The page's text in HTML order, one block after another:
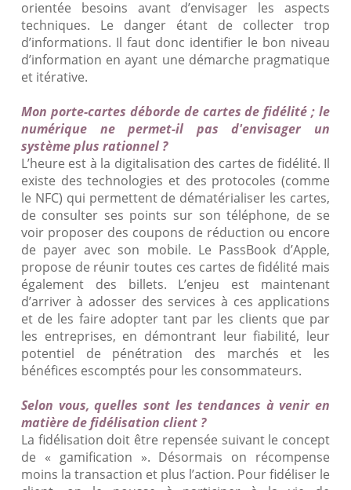
orientée besoins avant d’envisager les aspects
techniques. Le danger étant de collecter trop
d’informations. Il faut donc identifier le bon niveau
d’information en ayant une démarche pragmatique
et itérative.
Mon porte-cartes déborde de cartes de fidélité ; le
numérique ne permet-il pas d'envisager un
système plus rationnel ?
L’heure est à la digitalisation des cartes de fidélité. Il
existe des technologies et des protocoles (comme
le NFC) qui permettent de dématérialiser les cartes,
de consulter ses points sur son téléphone, de se
voir proposer des coupons de réduction ou encore
de payer avec son mobile. Le PassBook d’Apple,
propose de réunir toutes ces cartes de fidélité mais
également des billets. L’enjeu est maintenant
d’arriver à adosser des services à ces applications
et de les faire adopter tant par les clients que par
les entreprises, en démontrant leur fiabilité, leur
potentiel de pénétration des marchés et les
bénéfices escomptés pour les consommateurs.
Selon vous, quelles sont les tendances à venir en
matière de fidélisation client ?
La fidélisation doit être repensée suivant le concept
de « gamification ». Désormais on récompense
moins la transaction et plus l’action. Pour fidéliser le